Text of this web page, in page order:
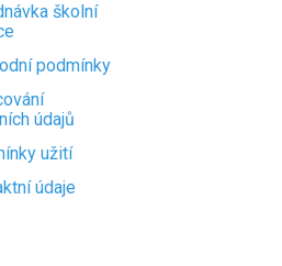
školní
podmínky
údajů
užití
údaje